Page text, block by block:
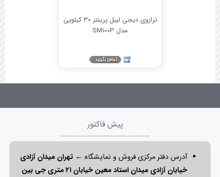
ترازوی دیجی لیبل پرینتر 30 کیلویی
مدل SM100P
پیش فاکتور
آدرس دفتر مرکزی فروش و نمایشگاه ← تهران میدان آزادی
خیابان آزادی میدان استاد معین خیابان ۲۱ متری جی بین